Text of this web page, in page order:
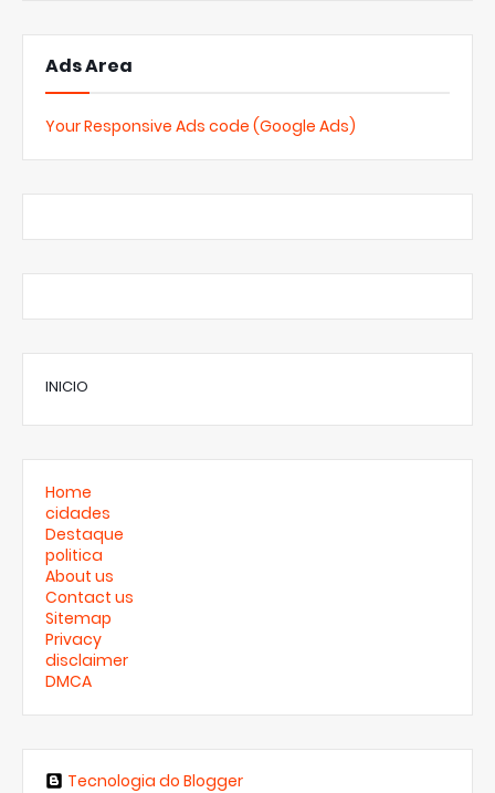
Ads Area
Your Responsive Ads code (Google Ads)
INICIO
Home
cidades
Destaque
politica
About us
Contact us
Sitemap
Privacy
disclaimer
DMCA
Tecnologia do Blogger